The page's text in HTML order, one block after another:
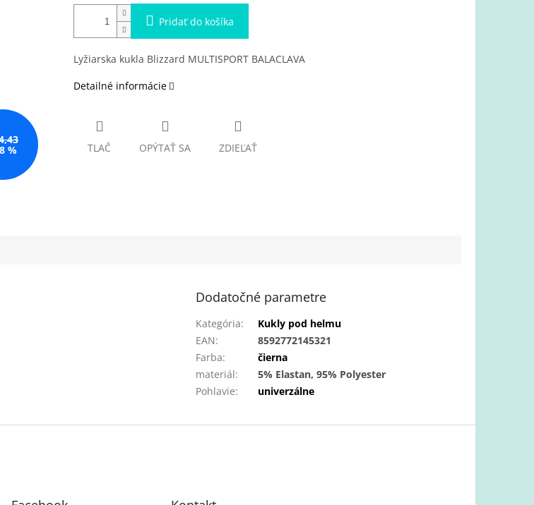
%
Pridať do košíka
Lyžiarska kukla Blizzard MULTISPORT BALACLAVA
Detailné informácie
TLAČ OPÝTAŤ SA ZDIEĽAŤ
Dodatočné parametre
Kategória:
Kukly pod helmu
EAN:
8592772145321
Farba:
čierna
materiál:
5% Elastan, 95% Polyester
Pohlavie: univerzálne